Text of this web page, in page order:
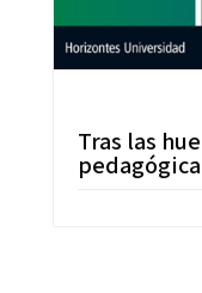
Tras las
pedagógica